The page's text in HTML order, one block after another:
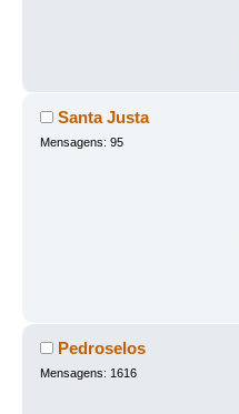
Santa Justa
Mensagens: 95
Pedroselos
Mensagens: 1616